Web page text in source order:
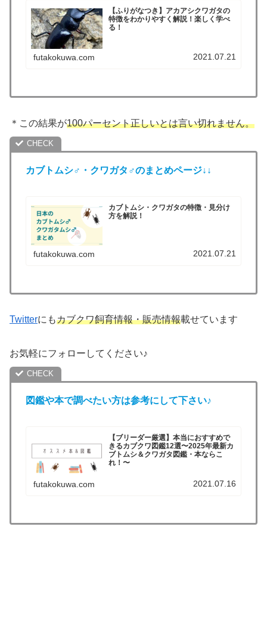
【ふりがなつき】アカアシクワガタの
特徴をわかりやすく解説！楽しく学べ
る！
futakokuwa.com 2021.07.21
＊この結果が100パーセント正しいとは言い切れません。
カブトムシ♂・クワガタ♂のまとめページ↓↓
カブトムシ・クワガタの特徴・見分け
方を解説！
futakokuwa.com 2021.07.21
Twitterにもカブクワ飼育情報・販売情報載せています
お気軽にフォローしてください♪
図鑑や本で調べたい方は参考にして下さい♪
【ブリーダー厳選】本当におすすめで
きるカブクワ図鑑12選〜2025年最新カ
ブトムシ＆クワガタ図鑑・本ならこ
れ！〜
futakokuwa.com 2021.07.16